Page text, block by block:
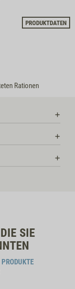
PRODUKTDATEN
Rationen
SIE
PRODUKTE